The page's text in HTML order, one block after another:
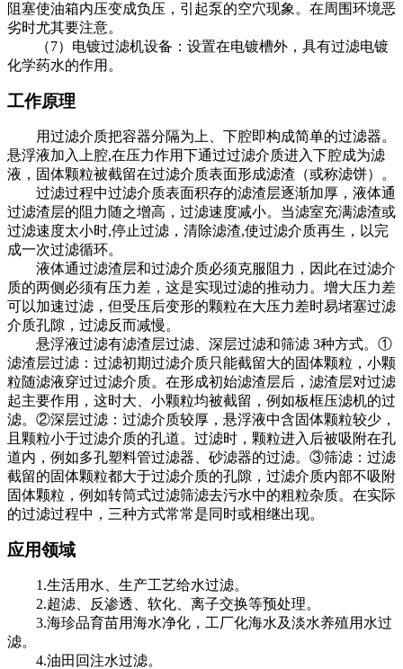
阻塞使油箱内压变成负压，引起泵的空穴现象。在周围环境恶
劣时尤其要注意。
（7）电镀过滤机设备：设置在电镀槽外，具有过滤电镀
化学药水的作用。
工作原理
用过滤介质把容器分隔为上、下腔即构成简单的过滤器。
悬浮液加入上腔,在压力作用下通过过滤介质进入下腔成为滤
液，固体颗粒被截留在过滤介质表面形成滤渣（或称滤饼）。
过滤过程中过滤介质表面积存的滤渣层逐渐加厚，液体通
过滤渣层的阻力随之增高，过滤速度减小。当滤室充满滤渣或
过滤速度太小时,停止过滤，清除滤渣,使过滤介质再生，以完
成一次过滤循环。
液体通过滤渣层和过滤介质必须克服阻力，因此在过滤介
质的两侧必须有压力差，这是实现过滤的推动力。增大压力差
可以加速过滤，但受压后变形的颗粒在大压力差时易堵塞过滤
介质孔隙，过滤反而减慢。
悬浮液过滤有滤渣层过滤、深层过滤和筛滤 3种方式。①
滤渣层过滤：过滤初期过滤介质只能截留大的固体颗粒，小颗
粒随滤液穿过过滤介质。在形成初始滤渣层后，滤渣层对过滤
起主要作用，这时大、小颗粒均被截留，例如板框压滤机的过
滤。②深层过滤：过滤介质较厚，悬浮液中含固体颗粒较少，
且颗粒小于过滤介质的孔道。过滤时，颗粒进入后被吸附在孔
道内，例如多孔塑料管过滤器、砂滤器的过滤。③筛滤：过滤
截留的固体颗粒都大于过滤介质的孔隙，过滤介质内部不吸附
固体颗粒，例如转筒式过滤筛滤去污水中的粗粒杂质。在实际
的过滤过程中，三种方式常常是同时或相继出现。
应用领域
1.生活用水、生产工艺给水过滤。
2.超滤、反渗透、软化、离子交换等预处理。
3.海珍品育苗用海水净化，工厂化海水及淡水养殖用水过
滤。
4.油田回注水过滤。